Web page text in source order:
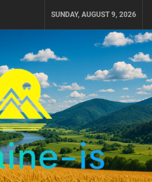
SUNDAY, AUGUST 9, 2026